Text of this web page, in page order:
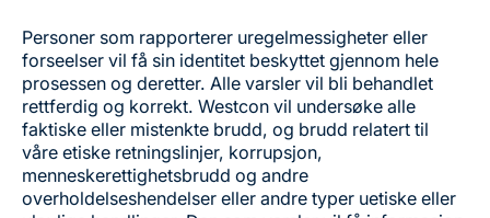
Personer som rapporterer uregelmessigheter eller
forseelser vil få sin identitet beskyttet gjennom hele
prosessen og deretter. Alle varsler vil bli behandlet
rettferdig og korrekt. Westcon vil undersøke alle
faktiske eller mistenkte brudd, og brudd relatert til
våre etiske retningslinjer, korrupsjon,
menneskerettighetsbrudd og andre
overholdelseshendelser eller andre typer uetiske eller